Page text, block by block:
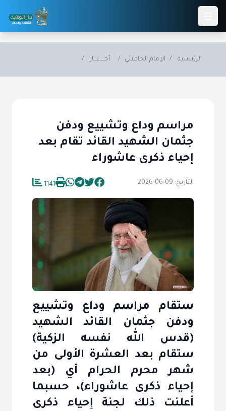
Skip to main content
الرئيسية / الإمام الخامنئي / أخــــــبــار /
مراسم وداع وتشييع ودفن
جثمان الشهيد القائد تقام بعد
إحياء ذكرى عاشوراء
التاريخ: 09-06-2026 1141
ستقام مراسم وداع وتشييع
ودفن جثمان القائد الشهيد
(قدس الله نفسه الزكية)
ستقام بعد العشرة الأولى من
شهر محرم الحرام أي (بعد
إحياء ذكرى عاشوراء)، حسبما
أعلنت ذلك لجنة إحياء ذكرى